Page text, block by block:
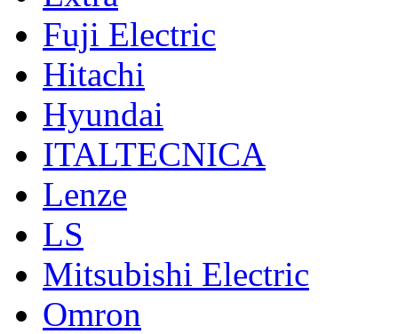
Fuji Electric
Hitachi
Hyundai
ITALTECNICA
Lenze
LS
Mitsubishi Electric
Omron